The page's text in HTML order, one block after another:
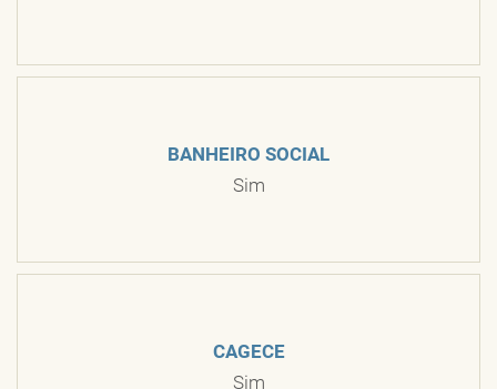
BANHEIRO SOCIAL
Sim
CAGECE
Sim